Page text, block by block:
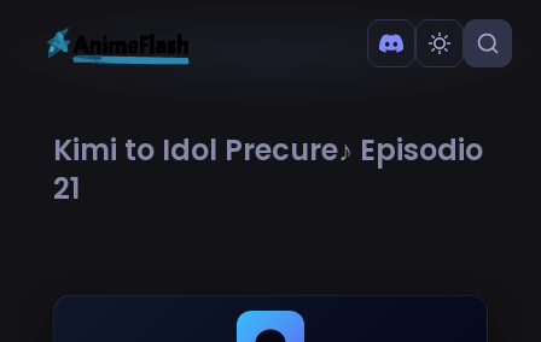
Kimi to Idol Precure♪ Episodio
21